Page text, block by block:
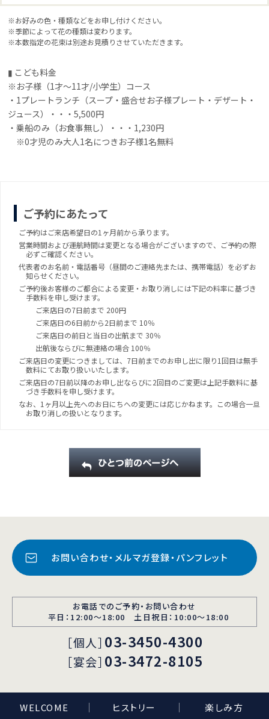
※お好みの色・種類などをお申し付けください。
※季節によって花の種類は変わります。
※本数指定の花束は別途お見積りさせていただきます。
▮ こども料金
※お子様（1才～11才/小学生）コース
・1プレートランチ（スープ・盛合せお子様プレート・デザート・
ジュース）・・・5,500円
・乗船のみ（お食事無し）・・・1,230円
※0才児のみ大人1名につきお子様1名無料
ご予約にあたって
ご予約はご来店希望日の1ヶ月前から承ります。
営業時間および運航時間は変更となる場合がございますので、ご予約の際
必ずご確認ください。
代表者のお名前・電話番号（昼間のご連絡先または、携帯電話）を必ずお
知らせください。
ご予約後お客様のご都合による変更・お取り消しには下記の料率に基づき
手数料を申し受けます。
ご来店日の7日前まで 200円
ご来店日の6日前から2日前まで 10％
ご来店日の前日と当日の出航まで 30％
出航後ならびに無連絡の場合 100％
ご来店日の変更につきましては、7日前までのお申し出に限り1回目は無手
数料にてお取り扱いいたします。
ご来店日の7日前以降のお申し出ならびに2回目のご変更は上記手数料に基
づき手数料を申し受けます。
なお、1ヶ月以上先へのお日にちへの変更には応じかねます。この場合一旦
お取り消しの扱いとなります。
お問い合わせ・メルマガ登録・パンフレット
お電話でのご予約・お問い合わせ
平日：12:00〜18:00 土日祝日：10:00～18:00
［個人］ 03-3450-4300
［宴会］ 03-3472-8105
WELCOME ヒストリー 楽しみ方